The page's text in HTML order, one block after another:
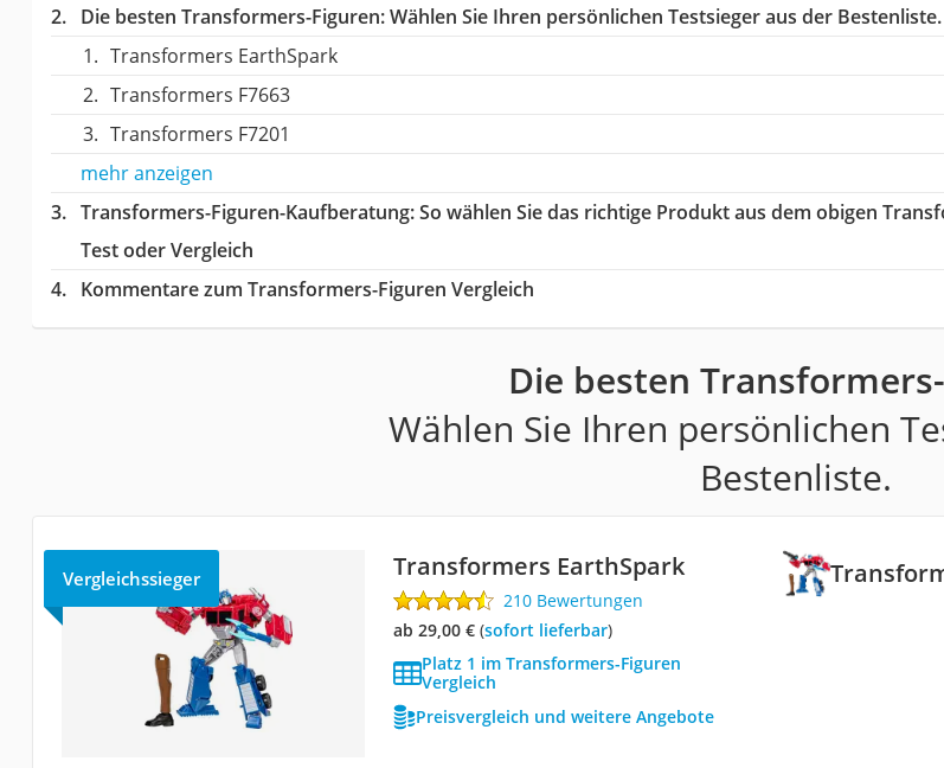
Die besten Transformers-Figuren:Wählen Sie Ihren persönlichen Testsieger aus der Bestenliste.
Transformers EarthSpark
Transformers F7663
Transformers F7201
mehr anzeigen
Transformers-Figuren-Kaufberatung: So wählen Sie das richtige Produkt aus dem obigen
Test oder Vergleich
Kommentare zum Transformers-Figuren Vergleich
Die besten
Wählen Sie Ihren persönlichen
Bestenliste.
Vergleichssieger Transformers EarthSpark
210 Bewertungen
ab 29,00 €( Sofort lieferbar)
Platz 1 im Transformers-Figuren
Vergleich
Preisvergleich und weitere Angebote